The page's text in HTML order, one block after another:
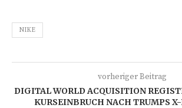
NIKE
vorheriger Beitrag
DIGITAL WORLD ACQUISITION
KURSEINBRUCH NACH TRUMPS